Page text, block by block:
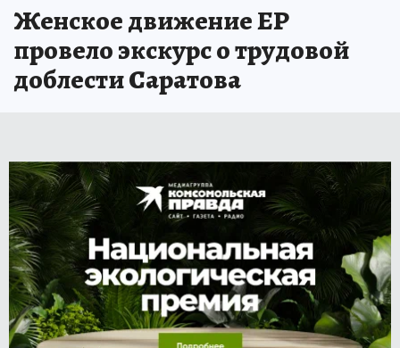
Женское движение ЕР
провело экскурс о трудовой
доблести Саратова